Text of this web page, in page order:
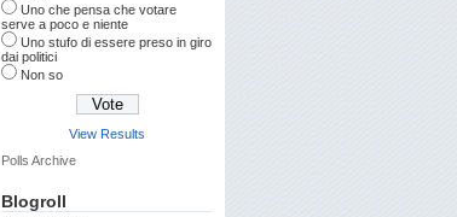
Uno che pensa che votare
serve a poco e niente
Uno stufo di essere preso in giro
dai politici
Non so
View Results
Polls Archive
Blogroll